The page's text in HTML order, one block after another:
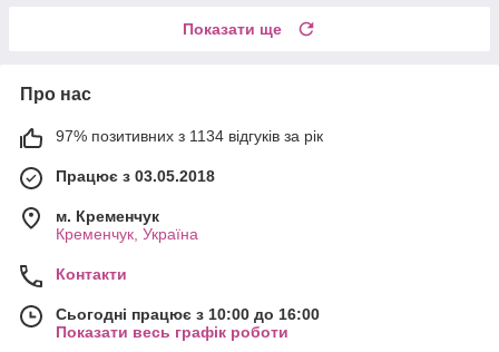
Показати ще
Про нас
97% позитивних з 1134 відгуків за рік
Працює з 03.05.2018
м. Кременчук
Кременчук, Україна
Контакти
Сьогодні працює з 10:00 до 16:00
Показати весь графік роботи